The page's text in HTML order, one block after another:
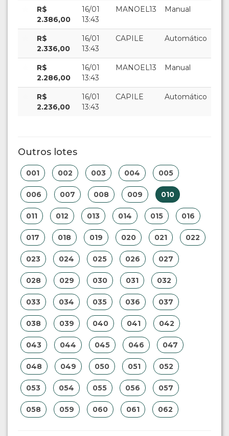
R$
2.386,00
16/01
13:43
MANOEL13 Manual
R$
2.336,00
16/01
13:43
CAPILE Automático
R$
2.286,00
16/01
13:43
MANOEL13 Manual
R$
2.236,00
16/01
13:43
CAPILE Automático
Outros lotes
001 002 003 004 005
006 007 008 009 010
011 012 013 014 015 016
017 018 019 020 021 022
023 024 025 026 027
028 029 030 031 032
033 034 035 036 037
038 039 040 041 042
043 044 045 046 047
048 049 050 051 052
053 054 055 056 057
058 059 060 061 062